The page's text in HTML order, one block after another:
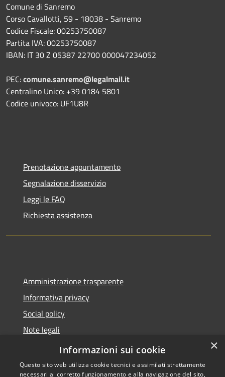
Comune di Sanremo
Corso Cavallotti, 59 - 18038 - Sanremo
Codice Fiscale: 00253750087
Partita IVA: 00253750087
IBAN: IT 30 Z 05387 22700 000047234052
PEC:comune.sanremo@legalmail.it
Centralino Unico: +39 0184 5801
Codice univoco: UF1U8R
Prenotazione appuntamento
Segnalazione disservizio
Leggi le FAQ
Richiesta assistenza
Amministrazione trasparente
Informativa privacy
Social policy
Note legali
Dichiarazione di accessibilità
×
Informazioni sui cookie
Questo sito web utilizza cookie tecnici e assimilati strettamente
necessari al corretto funzionamento e alla navigazione del sito,